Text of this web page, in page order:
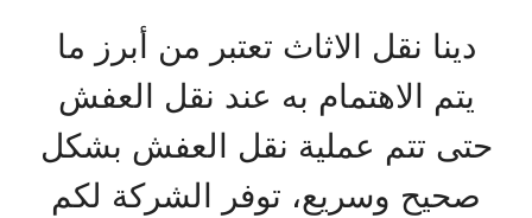
دينا نقل الاثاث تعتبر من أبرز ما
يتم الاهتمام به عند نقل العفش
حتى تتم عملية نقل العفش بشكل
صحيح وسريع، توفر الشركة لكم